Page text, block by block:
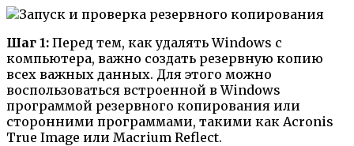
Шаг 1: Перед тем, как удалять Windows с
компьютера, важно создать резервную копию
всех важных данных. Для этого можно
воспользоваться встроенной в Windows
программой резервного копирования или
сторонними программами, такими как Acronis
True Image или Macrium Reflect.